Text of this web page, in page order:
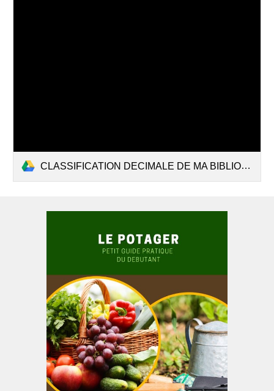
CLASSIFICATION DECIMALE DE MA BIBLIOTHEQUE SURVIVALISTE AUTONOMISTE.pdf